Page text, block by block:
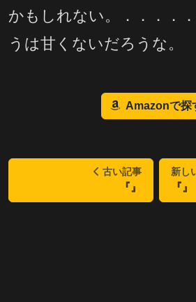
かもしれない。．．．．
うは甘くないだろうな。
Amazonで探
古い記事
『』
新し
『』